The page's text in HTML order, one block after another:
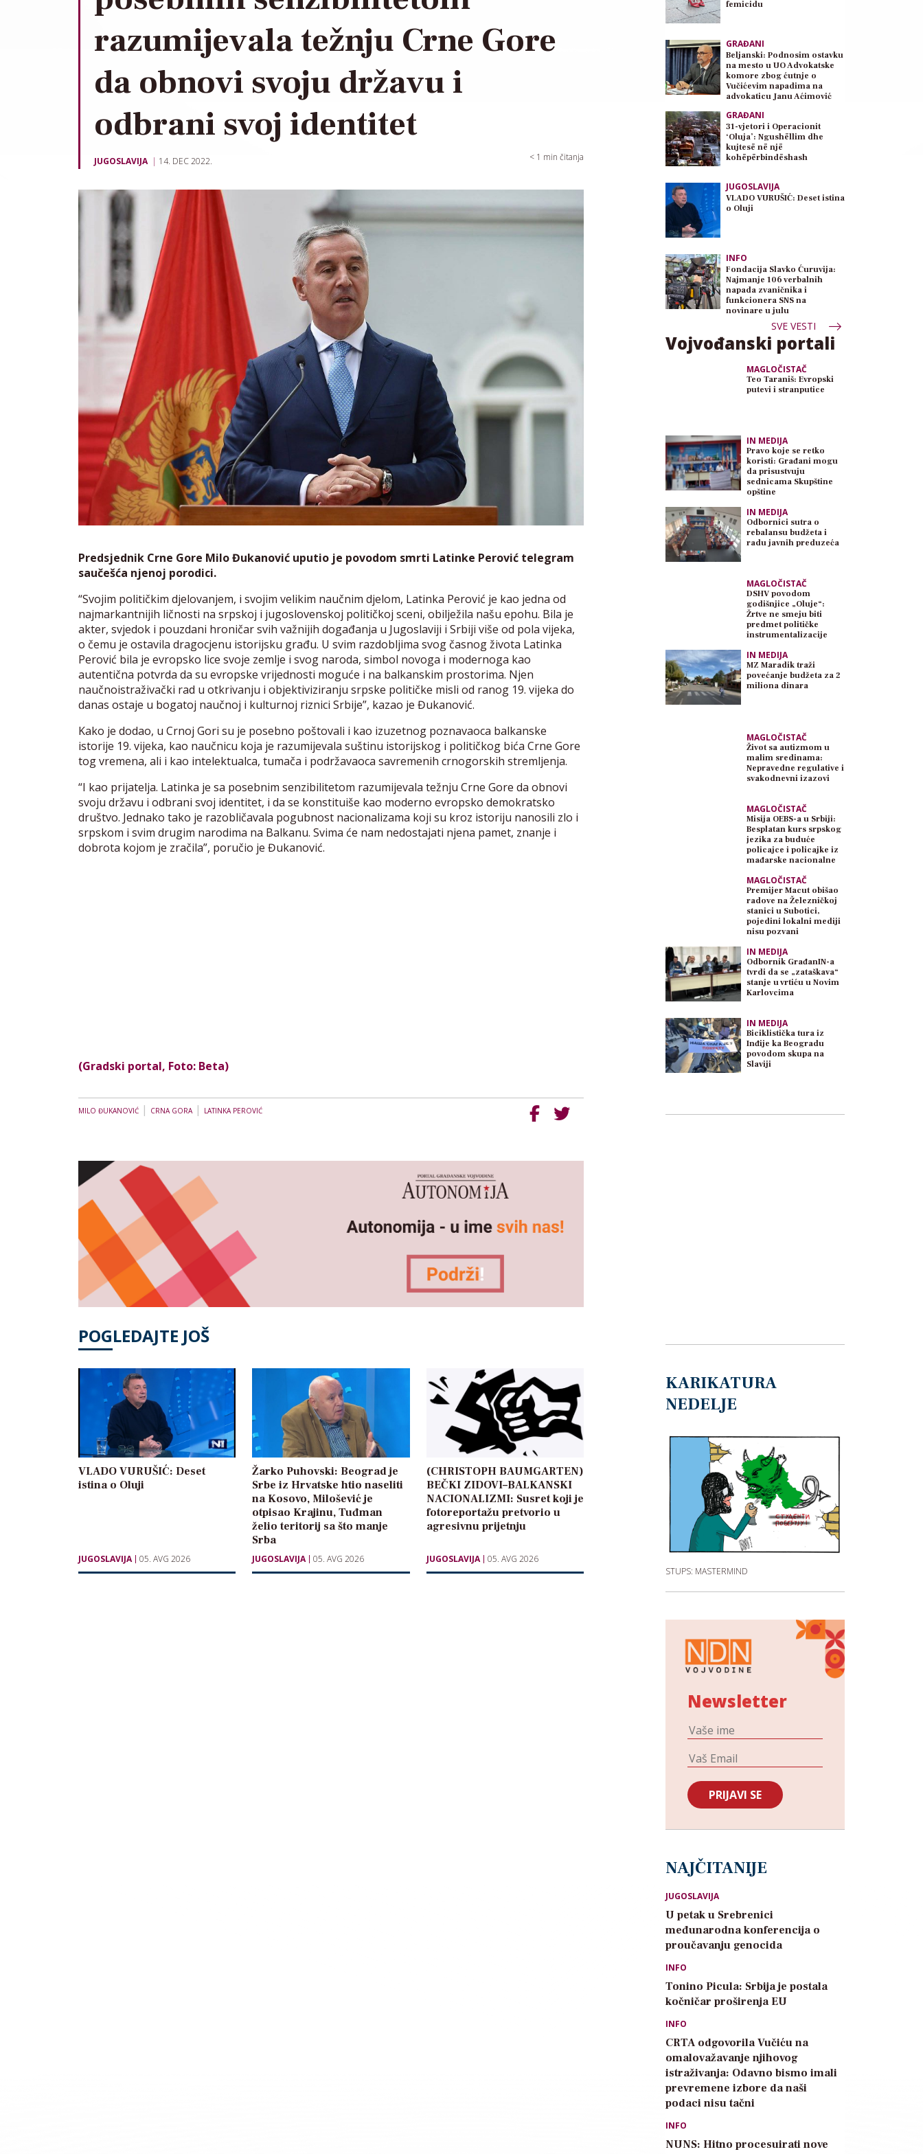
razumijevala težnju Crne Gore
da obnovi svoju državu i
odbrani svoj identitet
JUGOSLAVIJA 14. DEC 2022. < 1 min čitanja
Predsjednik Crne Gore Milo Đukanović uputio je povodom smrti Latinke Perović telegram
saučešća njenoj porodici.
“Svojim političkim djelovanjem, i svojim velikim naučnim djelom, Latinka Perović je kao jedna od
najmarkantnijih ličnosti na srpskoj i jugoslovenskoj političkoj sceni, obilježila našu epohu. Bila je
akter, svjedok i pouzdani hroničar svih važnijih događanja u Jugoslaviji i Srbiji više od pola vijeka,
o čemu je ostavila dragocjenu istorijsku građu. U svim razdobljima svog časnog života Latinka
Perović bila je evropsko lice svoje zemlje i svog naroda, simbol novoga i modernoga kao
autentična potvrda da su evropske vrijednosti moguće i na balkanskim prostorima. Njen
naučnoistraživački rad u otkrivanju i objektiviziranju srpske političke misli od ranog 19. vijeka do
danas ostaje u bogatoj naučnoj i kulturnoj riznici Srbije”, kazao je Đukanović.
Kako je dodao, u Crnoj Gori su je posebno poštovali i kao izuzetnog poznavaoca balkanske
istorije 19. vijeka, kao naučnicu koja je razumijevala suštinu istorijskog i političkog bića Crne Gore
tog vremena, ali i kao intelektualca, tumača i podržavaoca savremenih crnogorskih stremljenja.
“I kao prijatelja. Latinka je sa posebnim senzibilitetom razumijevala težnju Crne Gore da obnovi
svoju državu i odbrani svoj identitet, i da se konstituiše kao moderno evropsko demokratsko
društvo. Jednako tako je razobličavala pogubnost nacionalizama koji su kroz istoriju nanosili zlo i
srpskom i svim drugim narodima na Balkanu. Svima će nam nedostajati njena pamet, znanje i
dobrota kojom je zračila”, poručio je Đukanović.
(Gradski portal, Foto: Beta)
MILO ĐUKANOVIĆ | CRNA GORA| LATINKA PEROVIĆ
POGLEDAJTE JOŠ
VLADO VURUŠIĆ: Deset
istina o Oluji
JUGOSLAVIJA 05. AVG 2026
Žarko Puhovski: Beograd je
Srbe iz Hrvatske htio naseliti
na Kosovo, Milošević je
otpisao Krajinu, Tuđman
želio teritorij sa što manje
Srba
JUGOSLAVIJA 05. AVG 2026
(CHRISTOPH BAUMGARTEN)
BEČKI ZIDOVI–BALKANSKI
NACIONALIZMI: Susret koji je
fotoreportažu pretvorio u
agresivnu prijetnju
JUGOSLAVIJA 05. AVG 2026
femicidu
GRAĐANI
Beljanski: Podnosim ostavku
na mesto u UO Advokatske
komore zbog ćutnje o
Vučićevim napadima na
advokaticu Janu Aćimović
GRAĐANI
31-vjetori i Operacionit
‘Oluja’: Ngushëllim dhe
kujtesë në një
kohëpërbindëshash
JUGOSLAVIJA
VLADO VURUŠIĆ: Deset istina
o Oluji
INFO
Fondacija Slavko Ćuruvija:
Najmanje 106 verbalnih
napada zvaničnika i
funkcionera SNS na
novinare u julu
SVE VESTI
Vojvođanski portali
MAGLOČISTAČ
Teo Taraniš: Evropski
putevi i stranputice
IN MEDIJA
Pravo koje se retko
koristi: Građani mogu
da prisustvuju
sednicama Skupštine
opštine
IN MEDIJA
Odbornici sutra o
rebalansu budžeta i
radu javnih preduzeća
MAGLOČISTAČ
DSHV povodom
godišnjice „Oluje“:
Žrtve ne smeju biti
predmet političke
instrumentalizacije
IN MEDIJA
MZ Maradik traži
povećanje budžeta za 2
miliona dinara
MAGLOČISTAČ
Život sa autizmom u
malim sredinama:
Nepravedne regulative i
svakodnevni izazovi
MAGLOČISTAČ
Misija OEBS-a u Srbiji:
Besplatan kurs srpskog
jezika za buduće
policajce i policajke iz
mađarske nacionalne
MAGLOČISTAČ
Premijer Macut obišao
radove na Železničkoj
stanici u Subotici,
pojedini lokalni mediji
nisu pozvani
IN MEDIJA
Odbornik GrađanIN-a
tvrdi da se „zataškava“
stanje u vrtiću u Novim
Karlovcima
IN MEDIJA
Biciklistička tura iz
Inđije ka Beogradu
povodom skupa na
Slaviji
KARIKATURA
NEDELJE
STUPS: MASTERMIND
Newsletter
NAJČITANIJE
JUGOSLAVIJA
U petak u Srebrenici
međunarodna konferencija o
proučavanju genocida
INFO
Tonino Picula: Srbija je postala
kočničar proširenja EU
INFO
CRTA odgovorila Vučiću na
omalovažavanje njihovog
istraživanja: Odavno bismo imali
prevremene izbore da naši
podaci nisu tačni
INFO
NUNS: Hitno procesuirati nove